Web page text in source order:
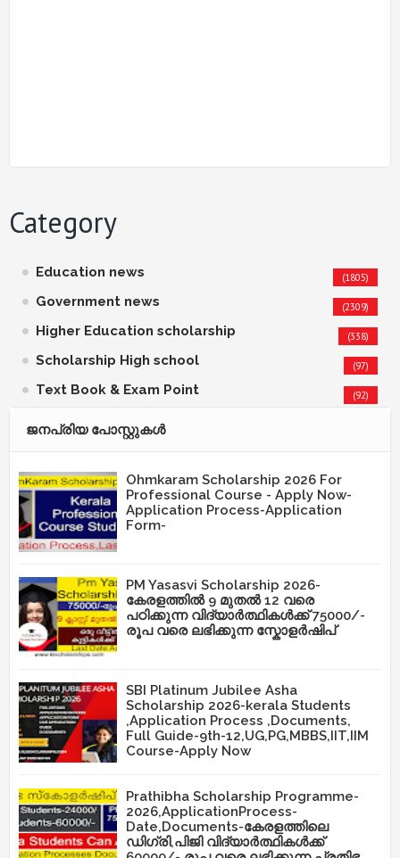
Category
Education news (1805)
Government news (2309)
Higher Education scholarship (338)
Scholarship High school (97)
Text Book & Exam Point (92)
ജനപ്രിയ പോസ്റ്റുകള്‍‌
Ohmkaram Scholarship 2026 For
Professional Course - Apply Now-
Application Process-Application
Form-
PM Yasasvi Scholarship 2026-
കേരളത്തിൽ 9 മുതൽ 12 വരെ
പഠിക്കുന്ന വിദ്യാർത്ഥികൾക്ക് 75000/-
രൂപ വരെ ലഭിക്കുന്ന സ്കോളർഷിപ്
SBI Platinum Jubilee Asha
Scholarship 2026-kerala Students
,Application Process ,Documents,
Full Guide-9th-12,UG,PG,MBBS,IIT,IIM
Course-Apply Now
Prathibha Scholarship Programme-
2026,ApplicationProcess-
Date,Documents-കേരളത്തിലെ
ഡിഗ്രി,പിജി വിദ്യാർത്ഥികൾക്ക്